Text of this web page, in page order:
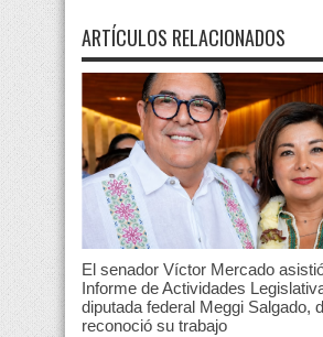
ARTÍCULOS RELACIONADOS
El senador Víctor Mercado
Informe de Actividades
diputada federal Meggi Salgado,
reconoció su trabajo